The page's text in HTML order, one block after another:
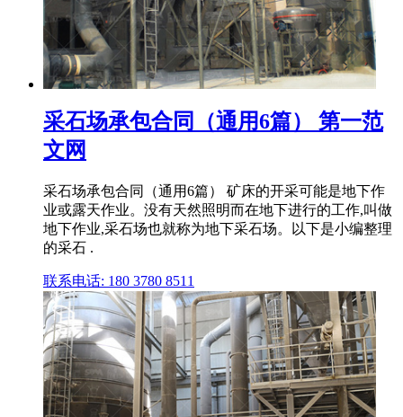
采石场承包合同（通用6篇） 第一范
文网
采石场承包合同（通用6篇） 矿床的开采可能是地下作
业或露天作业。没有天然照明而在地下进行的工作,叫做
地下作业,采石场也就称为地下采石场。以下是小编整理
的采石 .
联系电话: 180 3780 8511